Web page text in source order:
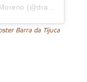
Barra da Tijuca